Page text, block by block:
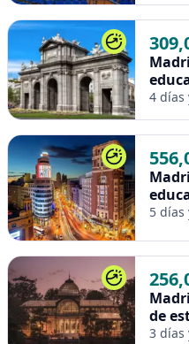
Alojamiento adaptado a
centro de Málaga.
Este paquete es un itinerario
100% modificable, ya que
grupo. Si queréis cambiar
gusto, podéis usarnuestra
precio del viaje ajustado a
no son válidos en festivos
este viaje, solo tenéis que
para confirmar itinerario,
empezará el proceso de
4 días
5 días
de
3 días